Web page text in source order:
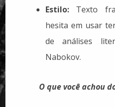
Estilo: Texto
hesita em usar
de análises
Nabokov.
O que você achou